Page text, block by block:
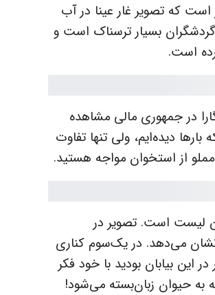
که تصویر غار عینا در آب
بسیار ترسناک است و
است.
در جمهوری مالی مشاهده
دیده‌ایم، ولی تنها تفاوت
از استخوان مواجه هستید.
لیست است. تصویر در
نشان می‌دهد. در یک‌سوم کناری
بیابان بودید با خود فکر
به حیوان زبان‌بسته می‌شود!